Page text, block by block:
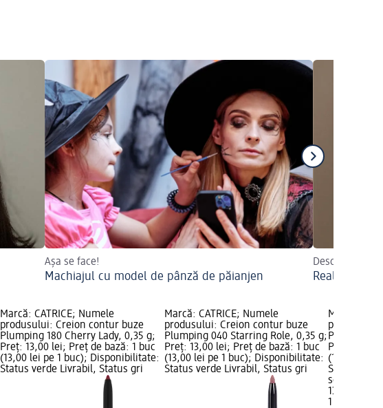
Așa se face!
Machiajul cu model de pânză de păianjen
Descoperiți
Realizați
Marcă: CATRICE; Numele
produsului: Creion contur buze
Plumping 180 Cherry Lady, 0,35 g;
Preț: 13,00 lei; Preț de bază: 1 buc
(13,00 lei pe 1 buc); Disponibilitate:
Status verde Livrabil, Status gri
Marcă: CATRICE; Numele
produsului: Creion contur buze
Plumping 040 Starring Role, 0,35 g;
Preț: 13,00 lei; Preț de bază: 1 buc
(13,00 lei pe 1 buc); Disponibilitate:
Status verde Livrabil, Status gri
Marcă:
produsului:
Plumping
Preț: 13,00
(13,00 lei
Status
selectare
13,00 lei
1 buc